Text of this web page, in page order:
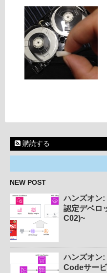
購読する
NEW POST
ハンズオン
認定デベロ
C02)~
ハンズオン
Codeサー